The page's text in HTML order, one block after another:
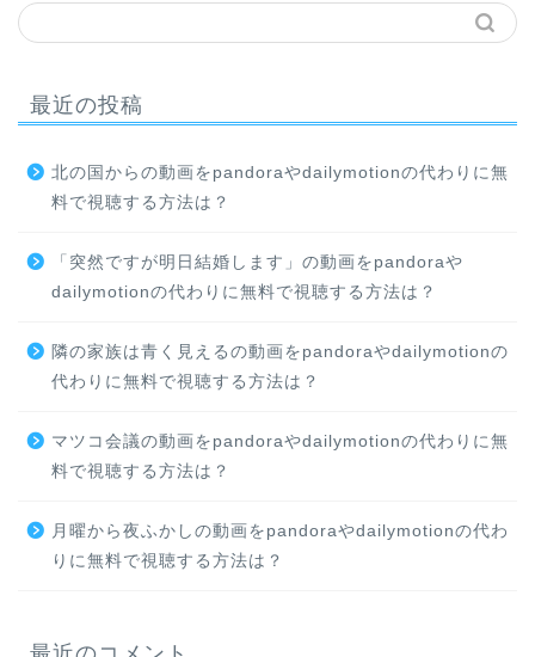
最近の投稿
北の国からの動画をpandoraやdailymotionの代わりに無
料で視聴する方法は？
「突然ですが明日結婚します」の動画をpandoraや
dailymotionの代わりに無料で視聴する方法は？
隣の家族は青く見えるの動画をpandoraやdailymotionの
代わりに無料で視聴する方法は？
マツコ会議の動画をpandoraやdailymotionの代わりに無
料で視聴する方法は？
月曜から夜ふかしの動画をpandoraやdailymotionの代わ
りに無料で視聴する方法は？